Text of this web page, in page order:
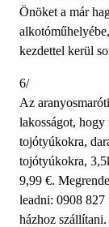
Önöket a már
kezdettel kerül
6/
Az
lakosságot, hogy
tojótyúkokra,
tojótyúkokra,
9,99 €.
leadni: 0908
házhoz szállítani.